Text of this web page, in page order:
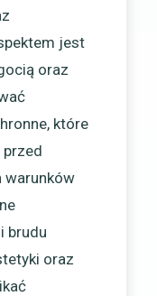
jest
oraz
które
warunków
brudu
oraz